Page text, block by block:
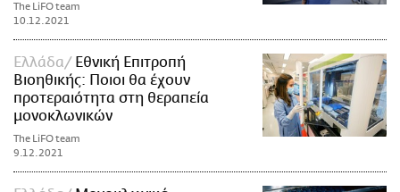
The LiFO team
10.12.2021
Ελλάδα
Εθνική Επιτροπή
Βιοηθικής: Ποιοι θα έχουν
προτεραιότητα στη θεραπεία
μονοκλωνικών
The LiFO team
9.12.2021